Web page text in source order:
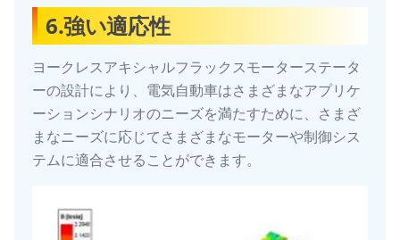
6.強い適応性
ヨークレスアキシャルフラックスモーターステータ
ーの設計により、電気自動車はさまざまなアプリケ
ーションシナリオのニーズを満たすために、さまざ
まなニーズに応じてさまざまなモーターや制御シス
テムに適合させることができます。